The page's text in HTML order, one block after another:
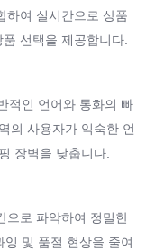
하여 실시간으로 상품
선택을 제공합니다.
적인 언어와 통화의 빠
의 사용자가 익숙한 언
장벽을 낮춥니다.
으로 파악하여 정밀한
및 품절 현상을 줄여